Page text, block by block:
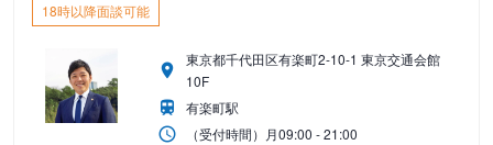
18時以降面談可能
東京都千代田区有楽町2-10-1 東京交通会館
10F
有楽町駅
（受付時間） 月09:00 - 21:00